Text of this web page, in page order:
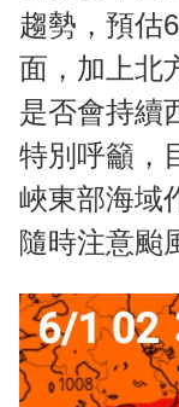
趨勢，預估
面，加上北
是否會持續
特別呼籲，
峽東部海域
隨時注意颱